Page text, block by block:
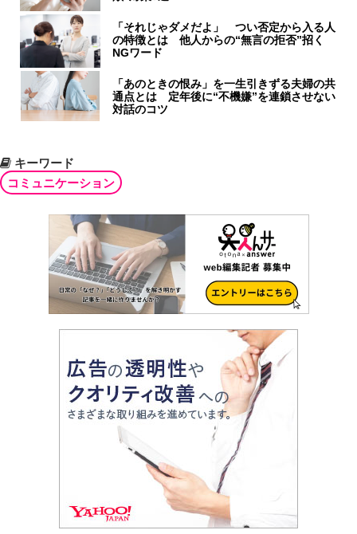
「それじゃダメだよ」 つい否定から入る人
の特徴とは 他人からの“無言の拒否”招く
NGワード
「あのときの恨み」を一生引きずる夫婦の共
通点とは 定年後に“不機嫌”を連鎖させない
対話のコツ
キーワード
コミュニケーション